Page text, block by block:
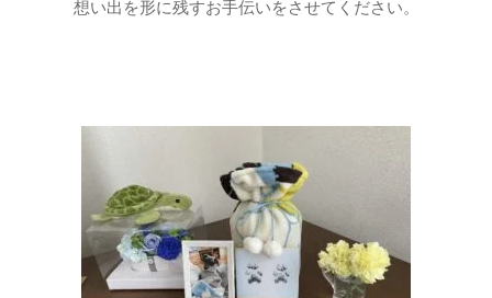
想い出を形に残すお手伝いをさせてください。